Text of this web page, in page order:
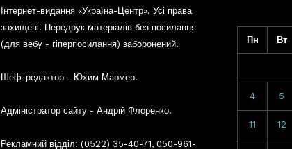
Інтернет-видання «Україна-Центр». Усі права
захищені. Передрук матеріалів без посилання
(для вебу - гіперпосилання) заборонений.
Шеф-редактор - Юхим Мармер.
Адміністратор сайту - Андрій Флоренко.
Рекламний відділ: (0522) 35-40-71, 050-961-
Пн Вт
4 5
11 12